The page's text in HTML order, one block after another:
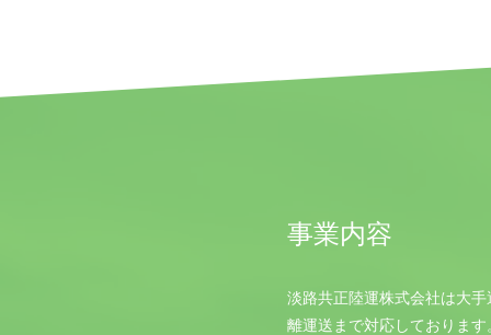
事業内容
淡路共正陸運株式会社は大
離運送まで対応しております